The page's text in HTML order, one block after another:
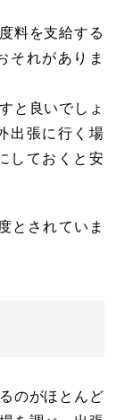
料を支給する
それがありま
と良いでしょ
出張に行く場
しておくと安
とされていま
のがほとんど